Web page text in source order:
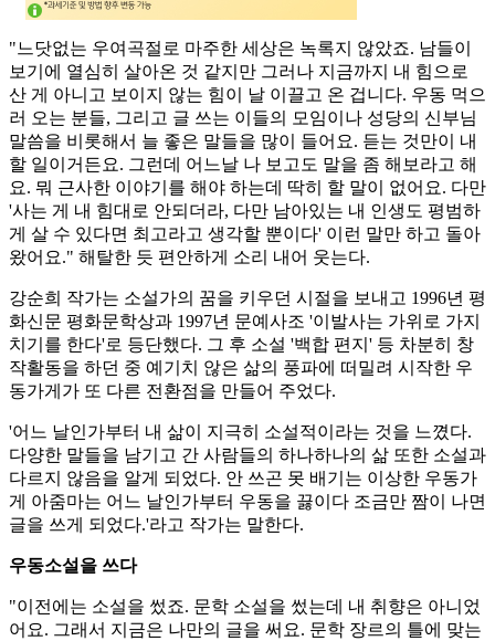
"느닷없는 우여곡절로 마주한 세상은 녹록지 않았죠. 남들이
보기에 열심히 살아온 것 같지만 그러나 지금까지 내 힘으로
산 게 아니고 보이지 않는 힘이 날 이끌고 온 겁니다. 우동 먹으
러 오는 분들, 그리고 글 쓰는 이들의 모임이나 성당의 신부님
말씀을 비롯해서 늘 좋은 말들을 많이 들어요. 듣는 것만이 내
할 일이거든요. 그런데 어느날 나 보고도 말을 좀 해보라고 해
요. 뭐 근사한 이야기를 해야 하는데 딱히 할 말이 없어요. 다만
'사는 게 내 힘대로 안되더라, 다만 남아있는 내 인생도 평범하
게 살 수 있다면 최고라고 생각할 뿐이다' 이런 말만 하고 돌아
왔어요." 해탈한 듯 편안하게 소리 내어 웃는다.
강순희 작가는 소설가의 꿈을 키우던 시절을 보내고 1996년 평
화신문 평화문학상과 1997년 문예사조 '이발사는 가위로 가지
치기를 한다'로 등단했다. 그 후 소설 '백합 편지' 등 차분히 창
작활동을 하던 중 예기치 않은 삶의 풍파에 떠밀려 시작한 우
동가게가 또 다른 전환점을 만들어 주었다.
'어느 날인가부터 내 삶이 지극히 소설적이라는 것을 느꼈다.
다양한 말들을 남기고 간 사람들의 하나하나의 삶 또한 소설과
다르지 않음을 알게 되었다. 안 쓰곤 못 배기는 이상한 우동가
게 아줌마는 어느 날인가부터 우동을 끓이다 조금만 짬이 나면
글을 쓰게 되었다.'라고 작가는 말한다.
우동소설을 쓰다
"이전에는 소설을 썼죠. 문학 소설을 썼는데 내 취향은 아니었
어요. 그래서 지금은 나만의 글을 써요. 문학 장르의 틀에 맞는